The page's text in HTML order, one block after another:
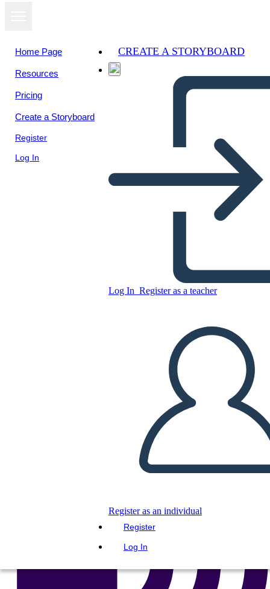
Home Page
Resources
Pricing
Create a Storyboard
Register
Log In
CREATE A STORYBOARD
Log In Register as a teacher
Register as an individual
Register
Log In
ציר זמן פרשת ווטרגייט
Copy this Storyboard
CREATE A STORYBOARD
PLAY SLIDESHOW
READ TO ME